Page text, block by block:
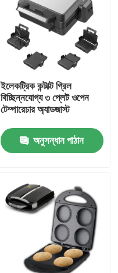
ইলেকট্রিক কন্টাক্ট গ্রিল
বিচ্ছিন্নযোগ্য ৩ প্লেট ওপেন
টেম্পারেচার অ্যাডজাস্ট
অনুসন্ধান পাঠান